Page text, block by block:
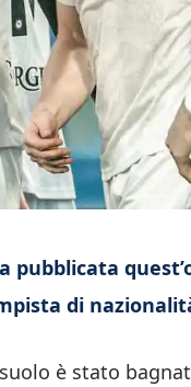
pubblicata
di
è stato